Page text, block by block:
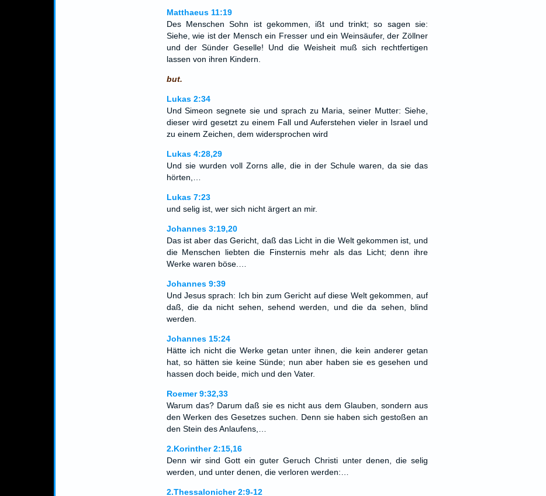
Matthaeus 11:19
Des Menschen Sohn ist gekommen, ißt und trinkt; so sagen sie:
Siehe, wie ist der Mensch ein Fresser und ein Weinsäufer, der Zöllner
und der Sünder Geselle! Und die Weisheit muß sich rechtfertigen
lassen von ihren Kindern.
but.
Lukas 2:34
Und Simeon segnete sie und sprach zu Maria, seiner Mutter: Siehe,
dieser wird gesetzt zu einem Fall und Auferstehen vieler in Israel und
zu einem Zeichen, dem widersprochen wird
Lukas 4:28,29
Und sie wurden voll Zorns alle, die in der Schule waren, da sie das
hörten,…
Lukas 7:23
und selig ist, wer sich nicht ärgert an mir.
Johannes 3:19,20
Das ist aber das Gericht, daß das Licht in die Welt gekommen ist, und
die Menschen liebten die Finsternis mehr als das Licht; denn ihre
Werke waren böse.…
Johannes 9:39
Und Jesus sprach: Ich bin zum Gericht auf diese Welt gekommen, auf
daß, die da nicht sehen, sehend werden, und die da sehen, blind
werden.
Johannes 15:24
Hätte ich nicht die Werke getan unter ihnen, die kein anderer getan
hat, so hätten sie keine Sünde; nun aber haben sie es gesehen und
hassen doch beide, mich und den Vater.
Roemer 9:32,33
Warum das? Darum daß sie es nicht aus dem Glauben, sondern aus
den Werken des Gesetzes suchen. Denn sie haben sich gestoßen an
den Stein des Anlaufens,…
2.Korinther 2:15,16
Denn wir sind Gott ein guter Geruch Christi unter denen, die selig
werden, und unter denen, die verloren werden:…
2.Thessalonicher 2:9-12